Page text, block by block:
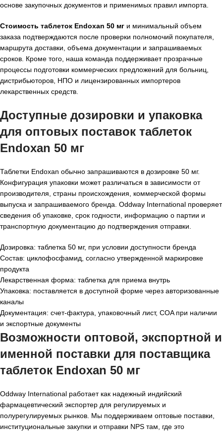
основе закупочных документов и применимых правил импорта.
Стоимость таблеток Endoxan 50 мг и минимальный объем
заказа подтверждаются после проверки полномочий покупателя,
маршрута доставки, объема документации и запрашиваемых
сроков. Кроме того, наша команда поддерживает прозрачные
процессы подготовки коммерческих предложений для больниц,
дистрибьюторов, НПО и лицензированных импортеров
лекарственных средств.
Доступные дозировки и упаковка
для оптовых поставок таблеток
Endoxan 50 мг
Таблетки Endoxan обычно запрашиваются в дозировке 50 мг.
Конфигурация упаковки может различаться в зависимости от
производителя, страны происхождения, коммерческой формы
выпуска и запрашиваемого бренда. Oddway International проверяет
сведения об упаковке, срок годности, информацию о партии и
транспортную документацию до подтверждения отправки.
Дозировка: таблетка 50 мг, при условии доступности бренда
Состав: циклофосфамид, согласно утвержденной маркировке
продукта
Лекарственная форма: таблетка для приема внутрь
Упаковка: поставляется в доступной форме через авторизованные
каналы
Документация: счет-фактура, упаковочный лист, COA при наличии
и экспортные документы
Возможности оптовой, экспортной и
именной поставки для поставщика
таблеток Endoxan 50 мг
Oddway International работает как надежный индийский
фармацевтический экспортер для регулируемых и
полурегулируемых рынков. Мы поддерживаем оптовые поставки,
институциональные закупки и отправки NPS там, где это